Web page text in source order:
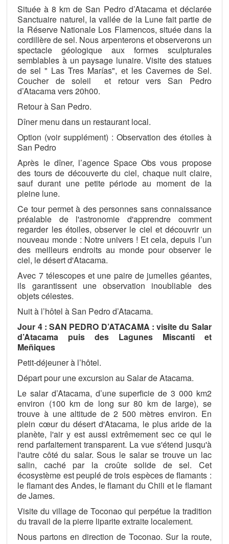
Située à 8 km de San Pedro d’Atacama et déclarée
Sanctuaire naturel, la vallée de la Lune fait partie de
la Réserve Nationale Los Flamencos, située dans la
cordillère de sel. Nous arpenterons et observerons un
spectacle géologique aux formes sculpturales
semblables à un paysage lunaire. Visite des statues
de sel " Las Tres Marías", et les Cavernes de Sel.
Coucher de soleil et retour vers San Pedro
d’Atacama vers 20h00.
Retour à San Pedro.
Dîner menu dans un restaurant local.
Option (voir supplément) : Observation des étoiles à
San Pedro
Après le dîner, l’agence Space Obs vous propose
des tours de découverte du ciel, chaque nuit claire,
sauf durant une petite période au moment de la
pleine lune.
Ce tour permet à des personnes sans connaissance
préalable de l'astronomie d'apprendre comment
regarder les étoiles, observer le ciel et découvrir un
nouveau monde : Notre univers ! Et cela, depuis l’un
des meilleurs endroits au monde pour observer le
ciel, le désert d'Atacama.
Avec 7 télescopes et une paire de jumelles géantes,
ils garantissent une observation inoubliable des
objets célestes.
Nuit à l’hôtel à San Pedro d’Atacama.
Jour 4 : SAN PEDRO D’ATACAMA : visite du Salar
d’Atacama puis des Lagunes Miscanti et
Meñiques
Petit-déjeuner à l’hôtel.
Départ pour une excursion au Salar de Atacama.
Le salar d’Atacama, d’une superficie de 3 000 km2
environ (100 km de long sur 80 km de large), se
trouve à une altitude de 2 500 mètres environ. En
plein cœur du désert d'Atacama, le plus aride de la
planète, l'air y est aussi extrêmement sec ce qui le
rend parfaitement transparent. La vue s'étend jusqu'à
l'autre côté du salar. Sous le salar se trouve un lac
salin, caché par la croûte solide de sel. Cet
écosystème est peuplé de trois espèces de flamants :
le flamant des Andes, le flamant du Chili et le flamant
de James.
Visite du village de Toconao qui perpétue la tradition
du travail de la pierre liparite extraite localement.
Nous partons en direction de Toconao. Sur la route,